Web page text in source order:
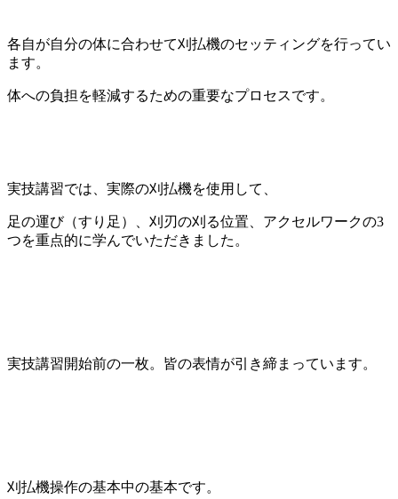
各自が自分の体に合わせて刈払機のセッティングを行ってい
ます。
体への負担を軽減するための重要なプロセスです。
実技講習では、実際の刈払機を使用して、
足の運び（すり足）、刈刃の刈る位置、アクセルワークの3
つを重点的に学んでいただきました。
実技講習開始前の一枚。皆の表情が引き締まっています。
刈払機操作の基本中の基本です。